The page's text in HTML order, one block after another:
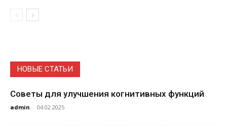
НОВЫЕ СТАТЬИ
Советы для улучшения когнитивных функций
admin - 04.02.2025